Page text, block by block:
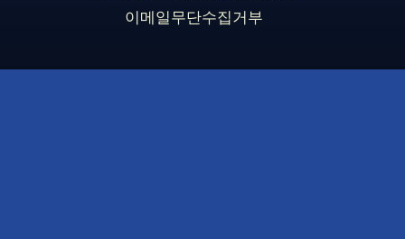
이메일무단수집거부